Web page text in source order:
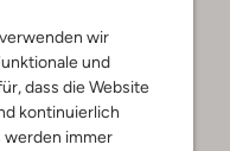
wir
und
dass die Website
kontinuierlich
werden immer